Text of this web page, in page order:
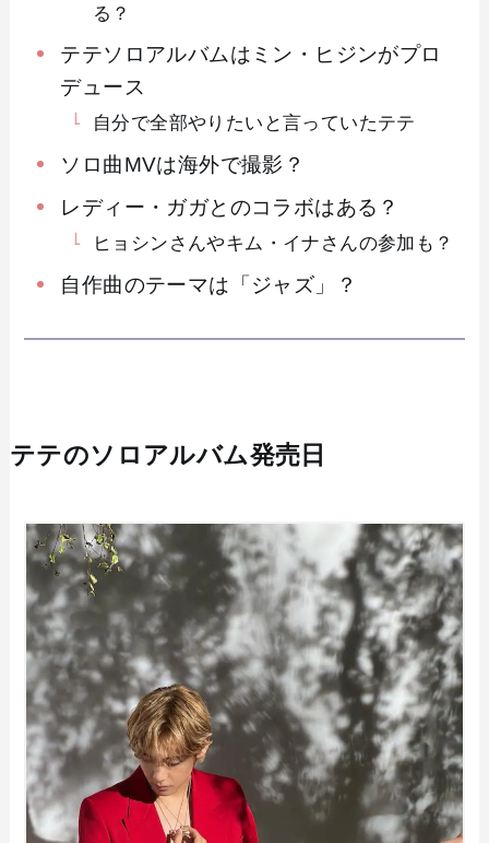
る？
テテソロアルバムはミン・ヒジンがプロ
デュース
自分で全部やりたいと言っていたテテ
ソロ曲MVは海外で撮影？
レディー・ガガとのコラボはある？
ヒョシンさんやキム・イナさんの参加も？
自作曲のテーマは「ジャズ」？
テテのソロアルバム発売日